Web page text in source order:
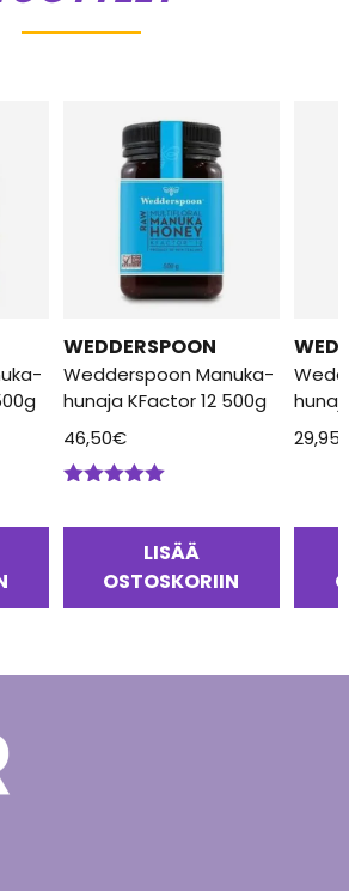
WEDDERSPOON
Wedderspoon Manuka-
hunaja KFactor 12 500g
46,50€
LISÄÄ
OSTOSKORIIN
29,95